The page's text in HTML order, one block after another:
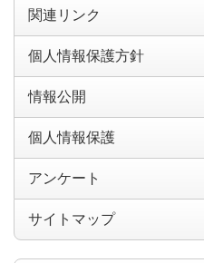
関連リンク
個人情報保護方針
情報公開
個人情報保護
アンケート
サイトマップ